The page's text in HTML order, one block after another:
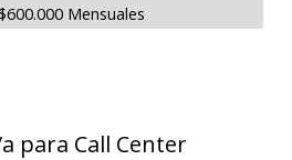
Mensuales
para Call Center